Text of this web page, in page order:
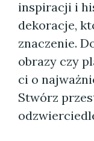
inspiracji i
dekoracje,
znaczenie.
obrazy czy
ci o
Stwórz